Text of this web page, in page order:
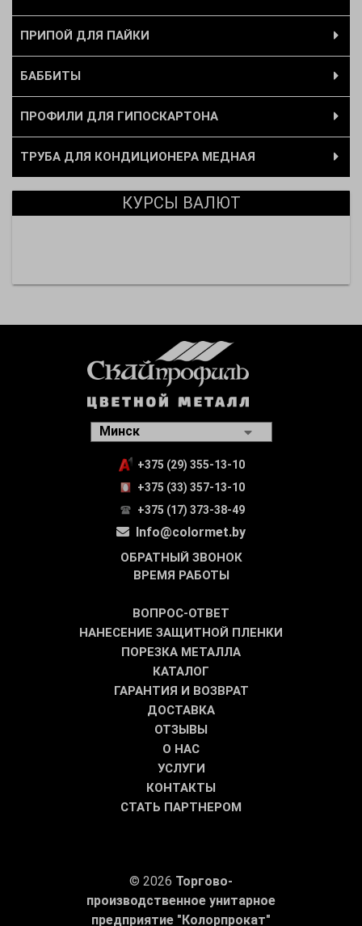
ПРИПОЙ ДЛЯ ПАЙКИ
БАББИТЫ
ПРОФИЛИ ДЛЯ ГИПОСКАРТОНА
ТРУБА ДЛЯ КОНДИЦИОНЕРА МЕДНАЯ
КУРСЫ ВАЛЮТ
+375 (29) 355-13-10
+375 (33) 357-13-10
+375 (17) 373-38-49
Info@colormet.by
ОБРАТНЫЙ ЗВОНОК
ВРЕМЯ РАБОТЫ
ВОПРОС-ОТВЕТ
НАНЕСЕНИЕ ЗАЩИТНОЙ ПЛЕНКИ
ПОРЕЗКА МЕТАЛЛА
КАТАЛОГ
ГАРАНТИЯ И ВОЗВРАТ
ДОСТАВКА
ОТЗЫВЫ
О НАС
УСЛУГИ
КОНТАКТЫ
СТАТЬ ПАРТНЕРОМ
© 2026 Торгово-
производственное унитарное
предприятие "Колорпрокат"